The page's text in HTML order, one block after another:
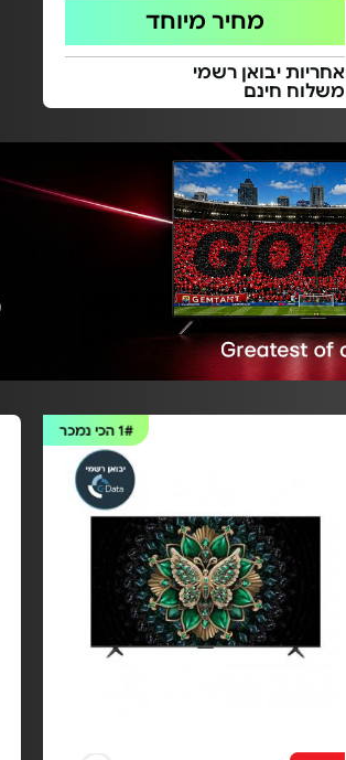
מחיר מיוחד
אחריות יבואן רשמי
משלוח חינם
1#הכי נמכר